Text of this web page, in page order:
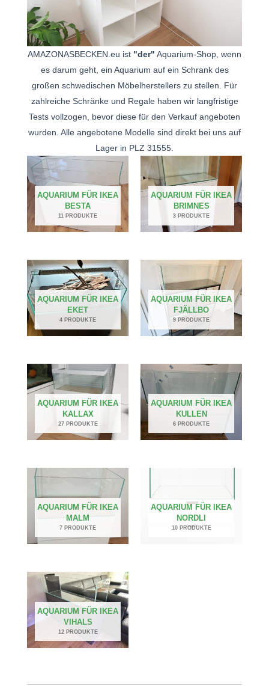
AMAZONASBECKEN.eu ist "der" Aquarium-Shop, wenn
es darum geht, ein Aquarium auf ein Schrank des
großen schwedischen Möbelherstellers zu stellen. Für
zahlreiche Schränke und Regale haben wir langfristige
Tests vollzogen, bevor diese für den Verkauf angeboten
wurden. Alle angebotene Modelle sind direkt bei uns auf
Lager in PLZ 31555.
AQUARIUM FÜR IKEA
BESTA
11 PRODUKTE
AQUARIUM FÜR IKEA
BRIMNES
3 PRODUKTE
AQUARIUM FÜR IKEA
EKET
4 PRODUKTE
AQUARIUM FÜR IKEA
FJÄLLBO
9 PRODUKTE
AQUARIUM FÜR IKEA
KALLAX
27 PRODUKTE
AQUARIUM FÜR IKEA
KULLEN
6 PRODUKTE
AQUARIUM FÜR IKEA
MALM
7 PRODUKTE
AQUARIUM FÜR IKEA
NORDLI
10 PRODUKTE
AQUARIUM FÜR IKEA
VIHALS
12 PRODUKTE